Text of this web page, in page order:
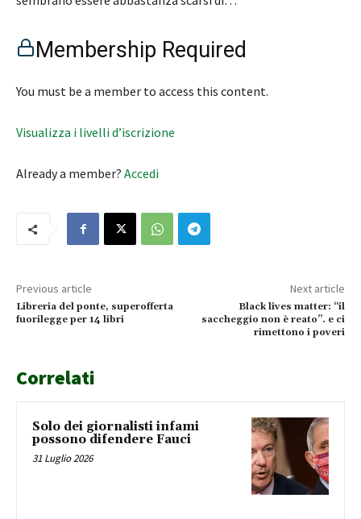
Membership Required
You must be a member to access this content.
Visualizza i livelli d’iscrizione
Already a member? Accedi
Previous article
Libreria del ponte, superofferta
fuorilegge per 14 libri
Next article
Black lives matter: “il
saccheggio non è reato”. e ci
rimettono i poveri
Correlati
Solo dei giornalisti infami
possono difendere Fauci
31 Luglio 2026